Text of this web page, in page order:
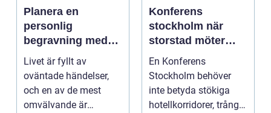
Planera en
personlig
begravning med
hjälp av en
begravningsbyrå
Livet är fyllt av
oväntade händelser,
och en av de mest
omvälvande är
Konferens
stockholm när
storstad möter
rofylld landsbygd
En Konferens
Stockholm behöver
inte betyda stökiga
hotellkorridorer, trånga